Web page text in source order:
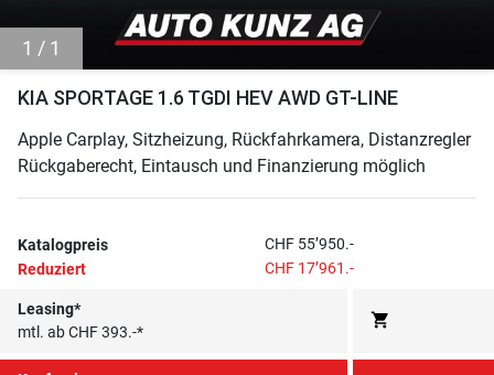
1 / 1
KIA SPORTAGE 1.6 TGDI HEV AWD GT-LINE
Apple Carplay, Sitzheizung, Rückfahrkamera, Distanzregler
Rückgaberecht, Eintausch und Finanzierung möglich
Katalogpreis
CHF 55’950.-
Reduziert
CHF 17’961.-
Leasing*
mtl. ab CHF 393.-*
shopping_cart